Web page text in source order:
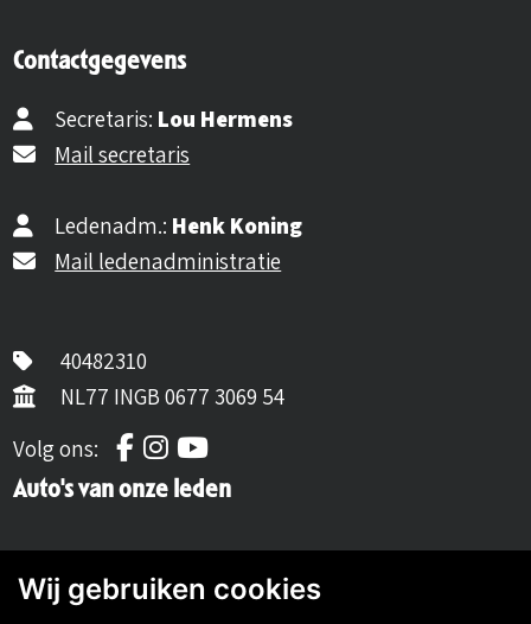
Contactgegevens
Secretaris: Lou Hermens
Mail secretaris
Ledenadm.: Henk Koning
Mail ledenadministratie
40482310
NL77 INGB 0677 3069 54
Volg ons:
Volg ons op Facebook
Volg ons op Instagram
Volg ons op YouTube
Auto's van onze leden
Wij gebruiken cookies